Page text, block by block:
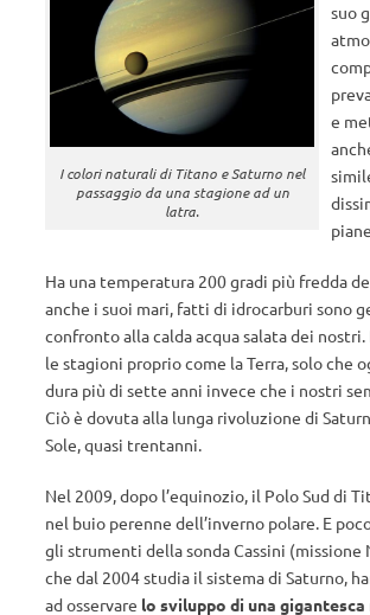
I colori naturali di Titano e Saturno nel
passaggio da una stagione ad un
latra.
suo
e
Ha una temperatura 200 gradi più fredda
anche i suoi mari, fatti di idrocarburi sono
confronto alla calda acqua salata dei
le stagioni proprio come la Terra, solo che
dura più di sette anni invece che i nostri
Ciò è dovuta alla lunga rivoluzione di
Sole, quasi trentanni.
Nel 2009, dopo l’equinozio, il Polo Sud di
nel buio perenne dell’inverno polare. E
gli strumenti della sonda Cassini (missione
che dal 2004 studia il sistema di Saturno,
ad osservare lo sviluppo di una gigantesca